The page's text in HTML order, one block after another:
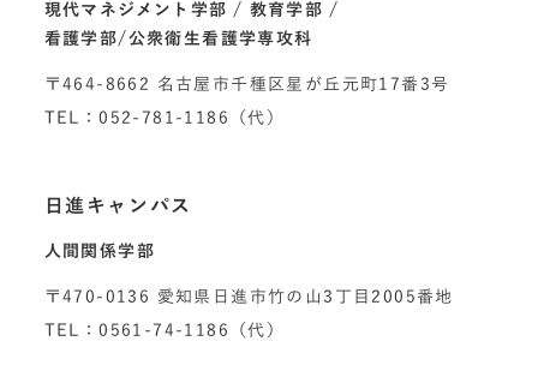
現代マネジメント学部
教育学部
看護学部/公衆衛生看護学専攻科
〒464-8662 名古屋市千種区星が丘元町17番3号
TEL：052-781-1186（代）
日進キャンパス
人間関係学部
〒470-0136 愛知県日進市竹の山3丁目2005番地
TEL：0561-74-1186（代）